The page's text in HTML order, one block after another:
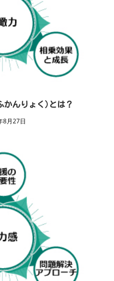
かんりょく)とは？
8月27日